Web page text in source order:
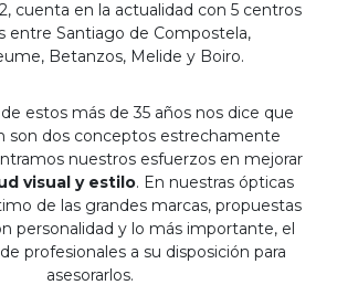
cuenta en la actualidad con 5 centros
entre Santiago de Compostela,
Betanzos, Melide y Boiro.
estos más de 35 años nos dice que
son dos conceptos estrechamente
nuestros esfuerzos en mejorar
visual y estilo. En nuestras ópticas
de las grandes marcas, propuestas
personalidad y lo más importante, el
profesionales a su disposición para
asesorarlos.